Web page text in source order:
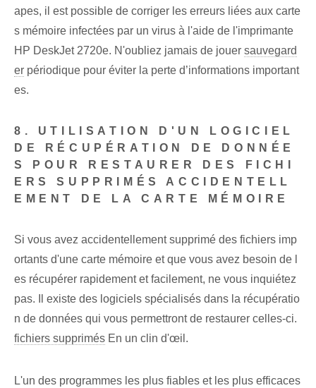
apes, il est possible de corriger les erreurs liées aux carte
s mémoire infectées par un virus⁢ à l'aide de l'imprimante
HP ⁢DeskJet 2720e. ⁣N'oubliez jamais de‌ jouer‌ sauvegard
er ‌périodique pour éviter la perte d’informations important
es.
8. UTILISATION D'UN LOGICIEL
DE RÉCUPÉRATION DE DONNÉE
S POUR RESTAURER DES FICHI
ERS SUPPRIMÉS ACCIDENTELL
EMENT DE LA CARTE MÉMOIRE
Si vous avez accidentellement supprimé des fichiers imp
ortants d'une carte mémoire et que vous avez besoin de l
es récupérer rapidement et facilement, ne vous inquiétez
pas. Il existe des logiciels spécialisés dans la récupératio
n de données qui vous permettront de restaurer celles-ci.
fichiers supprimés En un clin d'œil.
L'un des programmes les plus fiables et les plus efficaces